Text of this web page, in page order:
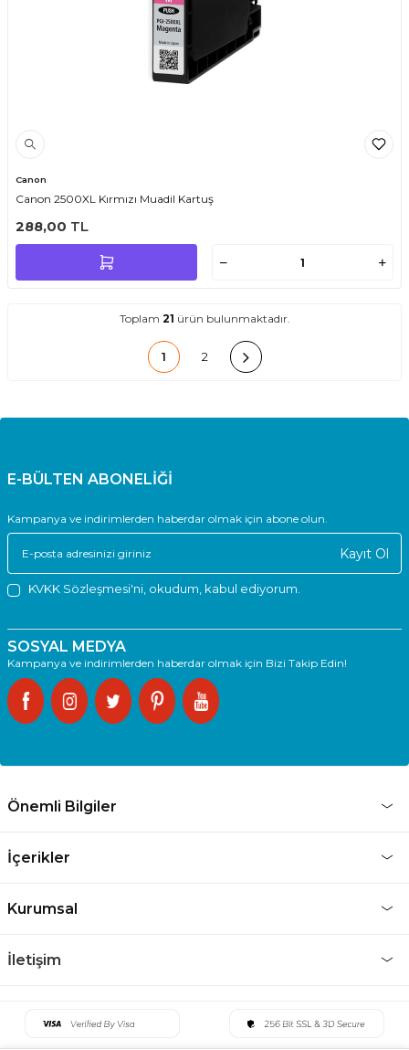
Canon
Canon 2500XL Kırmızı Muadil Kartuş
288,00 TL
Toplam 21 ürün bulunmaktadır.
1 2
E-BÜLTEN ABONELİĞİ
Kampanya ve indirimlerden haberdar olmak için abone olun.
Kayıt Ol
KVKK Sözleşmesi'ni , okudum, kabul ediyorum.
SOSYAL MEDYA
Kampanya ve indirimlerden haberdar olmak için Bizi Takip Edin!
Önemli Bilgiler
İçerikler
Kurumsal
İletişim